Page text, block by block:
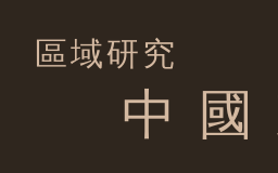
區域研究
中 國